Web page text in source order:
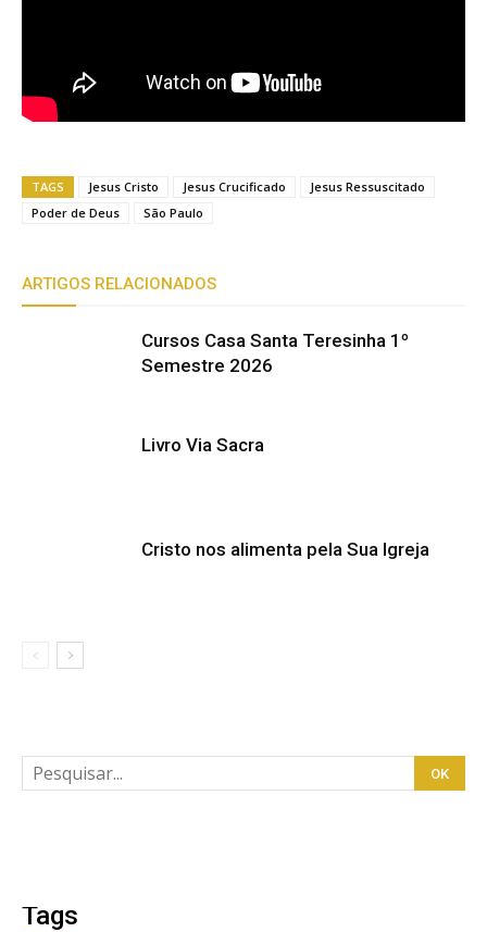
TAGS Jesus Cristo Jesus Crucificado
Jesus Ressuscitado
Poder de Deus
São Paulo
ARTIGOS RELACIONADOS
Cursos Casa Santa Teresinha 1º
Semestre 2026
Livro Via Sacra
Cristo nos alimenta pela Sua Igreja
Tags